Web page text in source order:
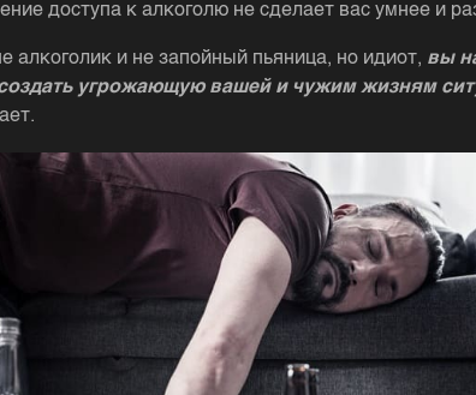
доступа к алкоголю не сделает вас умнее и
алкоголик и не запойный пьяница, но идиот, вы
угрожающую вашей и чужим жизням